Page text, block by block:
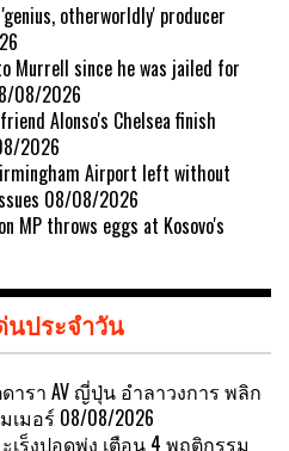
otherworldly' producer
Murrell since he was jailed for
08/2026
Alonso's Chelsea finish
2026
Airport left without
08/08/2026
MP throws eggs at Kosovo's
นประจำวัน
ารา AV ญี่ปุ่น อำลาวงการ พลิก
เมอร์ 08/08/2026
ร็งปอดพุ่ง เตือน 4 พฤติกรรม